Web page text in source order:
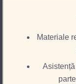
Materiale